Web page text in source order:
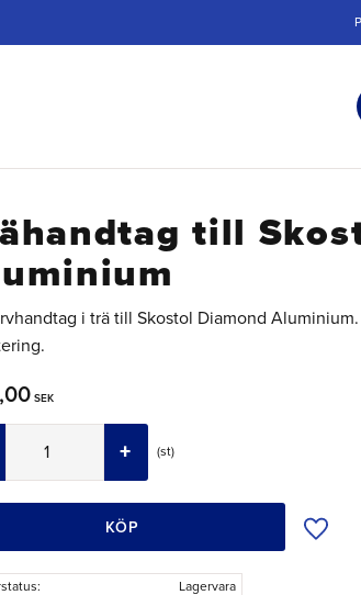
till
i trä till Skostol Diamond
SEK
st
+
KÖP Lägg
Lagervara